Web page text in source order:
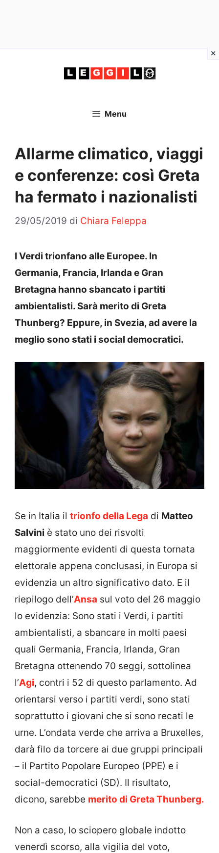
Menu
Allarme climatico, viaggi
e conferenze: così Greta
ha fermato i nazionalisti
29/05/2019 di Chiara Feleppa
I Verdi trionfano alle Europee. In
Germania, Francia, Irlanda e Gran
Bretagna hanno sbancato i partiti
ambientalisti. Sarà merito di Greta
Thunberg? Eppure, in Svezia, ad avere la
meglio sono stati i social democratici.
Se in Italia il trionfo della Lega di Matteo
Salvini è stato uno dei risvolti
maggiormente evidenti di questa tornata
elettorale appena conclusasi, in Europa si
evidenzia un altro significativo dato. E il
riepilogo dell’Ansa sul voto del 26 maggio
lo evidenzia: Sono stati i Verdi, i partiti
ambientalisti, a sbancare in molti paesi
quali Germania, Francia, Irlanda, Gran
Bretagna ottenendo 70 seggi, sottolinea
l’Agi, contri i 52 di questo parlamento. Ad
orientarsi verso i partiti verdi, sono stati
soprattutto i giovani che si sono recati le
urne. L’ondata verde che arriva a Bruxelles,
darà filo da torcere ai due gruppi principali
– il Partito Popolare Europeo (PPE) e i
social-democratici (SD). Il risultato,
dicono, sarebbe merito di Greta Thunberg.
Non a caso, lo sciopero globale indotto
venerdì scorso, alla vigilia del voto,